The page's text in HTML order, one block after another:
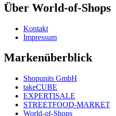
Über World-of-Shops
Kontakt
Impressum
Markenüberblick
Shopunits GmbH
takeCUBE
EXPERTISALE
STREETFOOD-MARKET
World-of-Shops